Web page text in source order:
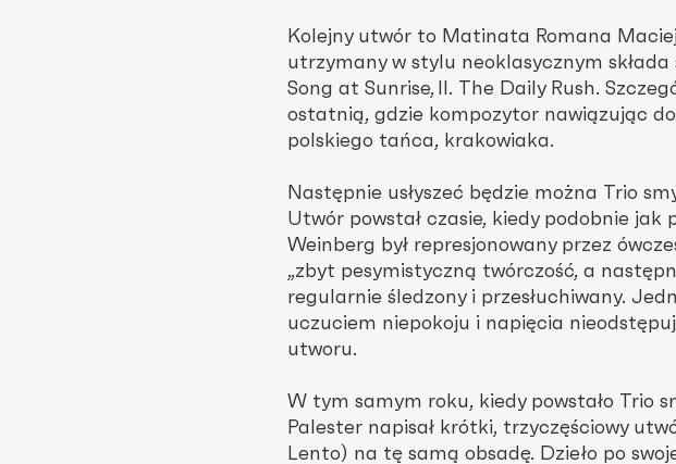
Kolejny utwór to Matinata Romana
utrzymany w stylu neoklasycznym
Song at Sunrise, II. The Daily Rush.
ostatnią, gdzie kompozytor nawiązując
polskiego tańca, krakowiaka.
Następnie usłyszeć będzie można Trio
Utwór powstał czasie, kiedy podobnie jak
Weinberg był represjonowany przez
„zbyt pesymistyczną twórczość, a
regularnie śledzony i przesłuchiwany.
uczuciem niepokoju i napięcia
utworu.
W tym samym roku, kiedy powstało Trio
Palester napisał krótki, trzyczęściowy
Lento) na tę samą obsadę. Dzieło po